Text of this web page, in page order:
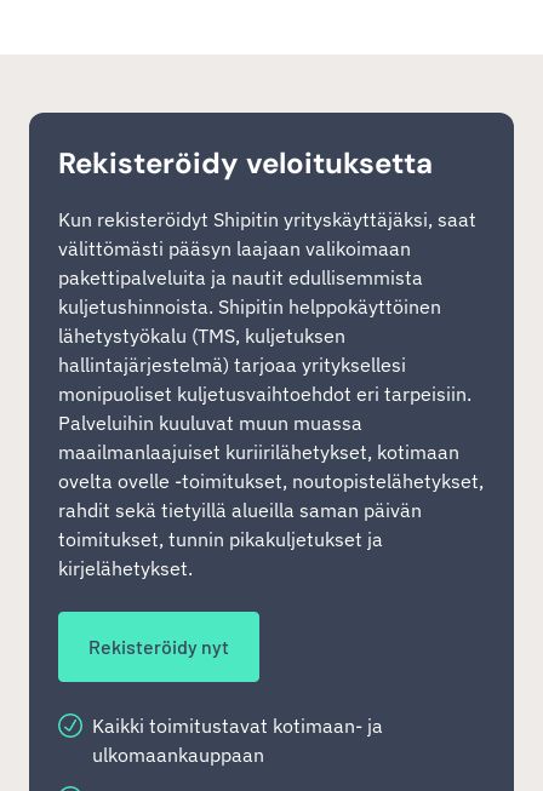
Rekisteröidy veloituksetta
Kun rekisteröidyt Shipitin yrityskäyttäjäksi, saat
välittömästi pääsyn laajaan valikoimaan
pakettipalveluita ja nautit edullisemmista
kuljetushinnoista. Shipitin helppokäyttöinen
lähetystyökalu (TMS, kuljetuksen
hallintajärjestelmä) tarjoaa yrityksellesi
monipuoliset kuljetusvaihtoehdot eri tarpeisiin.
Palveluihin kuuluvat muun muassa
maailmanlaajuiset kuriirilähetykset, kotimaan
ovelta ovelle -toimitukset, noutopistelähetykset,
rahdit sekä tietyillä alueilla saman päivän
toimitukset, tunnin pikakuljetukset ja
kirjelähetykset.
Rekisteröidy nyt
Kaikki toimitustavat kotimaan- ja
ulkomaankauppaan